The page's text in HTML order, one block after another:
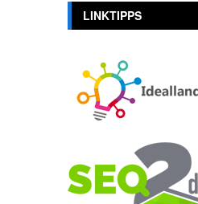
LINKTIPPS